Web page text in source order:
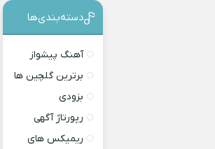
دسته‌بندی‎‌‌ها
آهنگ پیشواز
برترین گلچین ها
بزودی
رپورتاژ آگهی
ریمیکس های